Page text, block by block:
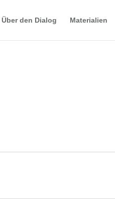
Über den Dialog Materialien